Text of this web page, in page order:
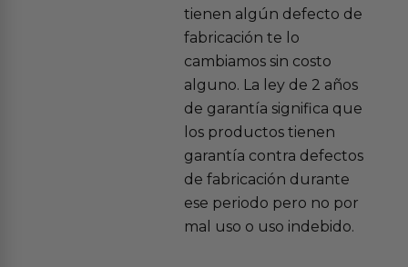
tienen algún defecto de
fabricación te lo
cambiamos sin costo
alguno. La ley de 2 años
de garantía significa que
los productos tienen
garantía contra defectos
de fabricación durante
ese periodo pero no por
mal uso o uso indebido.